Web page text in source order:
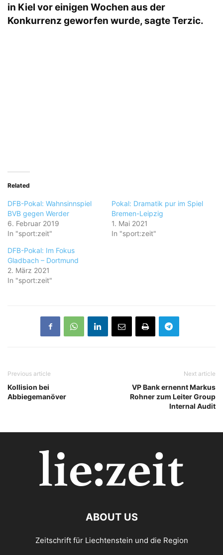
in Kiel vor einigen Wochen aus der
Konkurrenz geworfen wurde, sagte Terzic.
Related
DFB-Pokal: Wahnsinnspiel
BVB gegen Werder
6. Februar 2019
In "sport:zeit"
Pokal: Dramatik pur im Spiel
Bremen-Leipzig
1. Mai 2021
In "sport:zeit"
DFB-Pokal: Im Fokus
Gladbach – Dortmund
2. März 2021
In "sport:zeit"
Previous article
Kollision bei
Abbiegemanöver
Next article
VP Bank ernennt Markus
Rohner zum Leiter Group
Internal Audit
ABOUT US
Zeitschrift für Liechtenstein und die Region